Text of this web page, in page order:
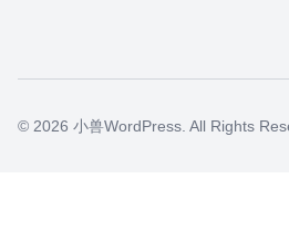
© 2026 小兽WordPress. All Rights